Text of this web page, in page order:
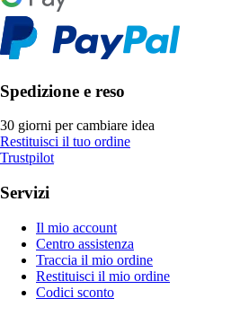
Spedizione e reso
30 giorni per cambiare idea
Restituisci il tuo ordine
Trustpilot
Servizi
Il mio account
Centro assistenza
Traccia il mio ordine
Restituisci il mio ordine
Codici sconto